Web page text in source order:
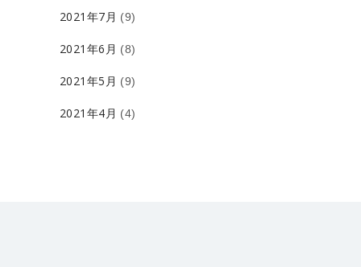
2021年7月 (9)
2021年6月 (8)
2021年5月 (9)
2021年4月 (4)